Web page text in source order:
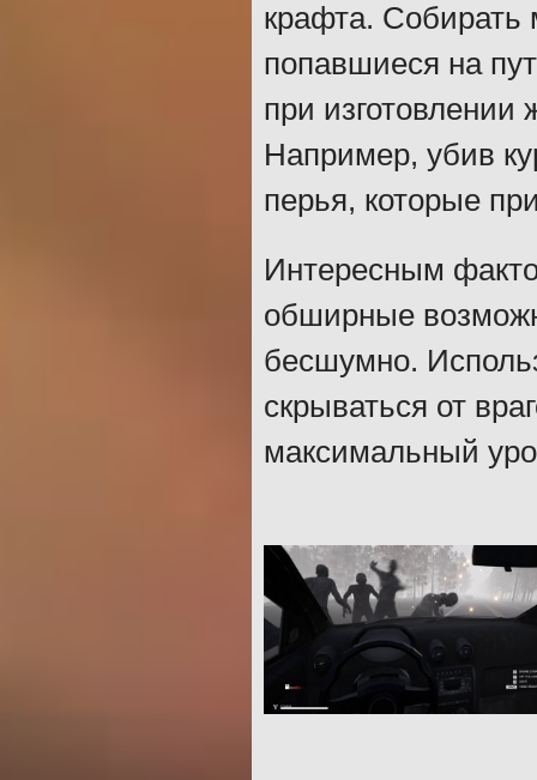
крафта.
попавшиеся на
при
Например, убив
перья, которые
Интересным
обширные
бесшумно.
скрываться от
максимальный